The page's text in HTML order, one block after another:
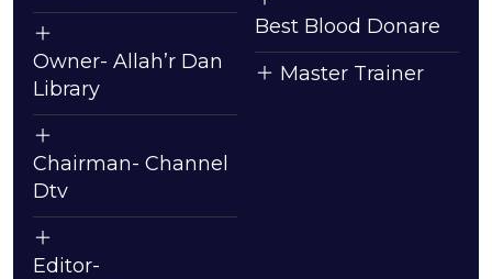
Owner- Allah’r Dan
Library
Chairman- Channel
Dtv
Editor-
Best Blood Donare
Master Trainer